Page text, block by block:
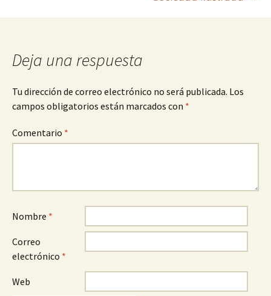
Deja una respuesta
Tu dirección de correo electrónico no será publicada. Los
campos obligatorios están marcados con *
Comentario *
Nombre *
Correo
electrónico *
Web